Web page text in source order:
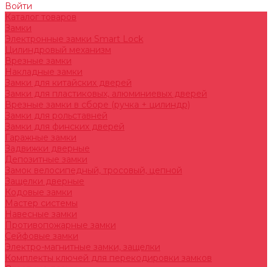
Войти
Каталог товаров
Замки
Электронные замки Smart Lock
Цилиндровый механизм
Врезные замки
Накладные замки
Замки для китайских дверей
Замки для пластиковых, алюминиевых дверей
Врезные замки в сборе (ручка + цилиндр)
Замки для рольставней
Замки для финских дверей
Гаражные замки
Задвижки дверные
Депозитные замки
Замок велосипедный, тросовый, цепной
Защелки дверные
Кодовые замки
Мастер системы
Навесные замки
Противопожарные замки
Сейфовые замки
Электро-магнитные замки, защелки
Комплекты ключей для перекодировки замков